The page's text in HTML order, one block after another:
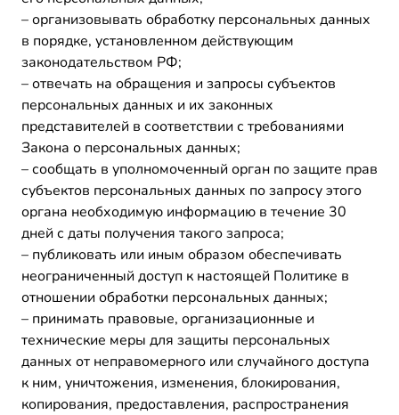
– организовывать обработку персональных данных
в порядке, установленном действующим
законодательством РФ;
– отвечать на обращения и запросы субъектов
персональных данных и их законных
представителей в соответствии с требованиями
Закона о персональных данных;
– сообщать в уполномоченный орган по защите прав
субъектов персональных данных по запросу этого
органа необходимую информацию в течение 30
дней с даты получения такого запроса;
– публиковать или иным образом обеспечивать
неограниченный доступ к настоящей Политике в
отношении обработки персональных данных;
– принимать правовые, организационные и
технические меры для защиты персональных
данных от неправомерного или случайного доступа
к ним, уничтожения, изменения, блокирования,
копирования, предоставления, распространения